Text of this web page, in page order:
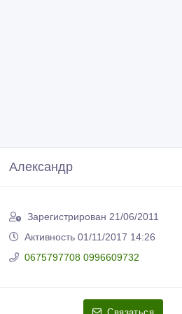
Александр
Зарегистрирован 21/06/2011
Активность 01/11/2017 14:26
0675797708 0996609732